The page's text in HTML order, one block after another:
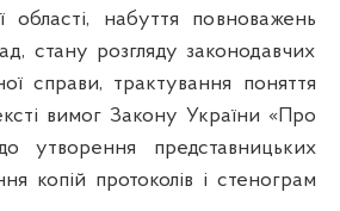
області, набуття повноважень
стану розгляду законодавчих
справи, трактування поняття
вимог Закону України «Про
утворення представницьких
копій протоколів і стенограм